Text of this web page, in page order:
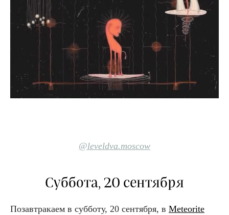
@leveldva.moscow
Суббота, 20 сентября
Позавтракаем в субботу, 20 сентября, в Meteorite